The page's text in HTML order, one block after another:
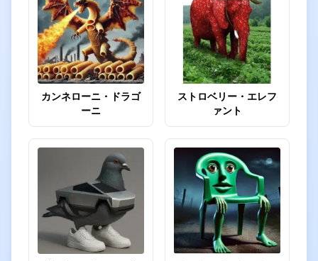
カンネローニ・ドラゴ
ーニ
ストロベリー・エレフ
ァント